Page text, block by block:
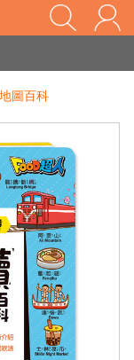
家長樂了!「風車書版集團暨FOOD超人企業總部」目前正興建中!
程說明』
程說明』
圖百科